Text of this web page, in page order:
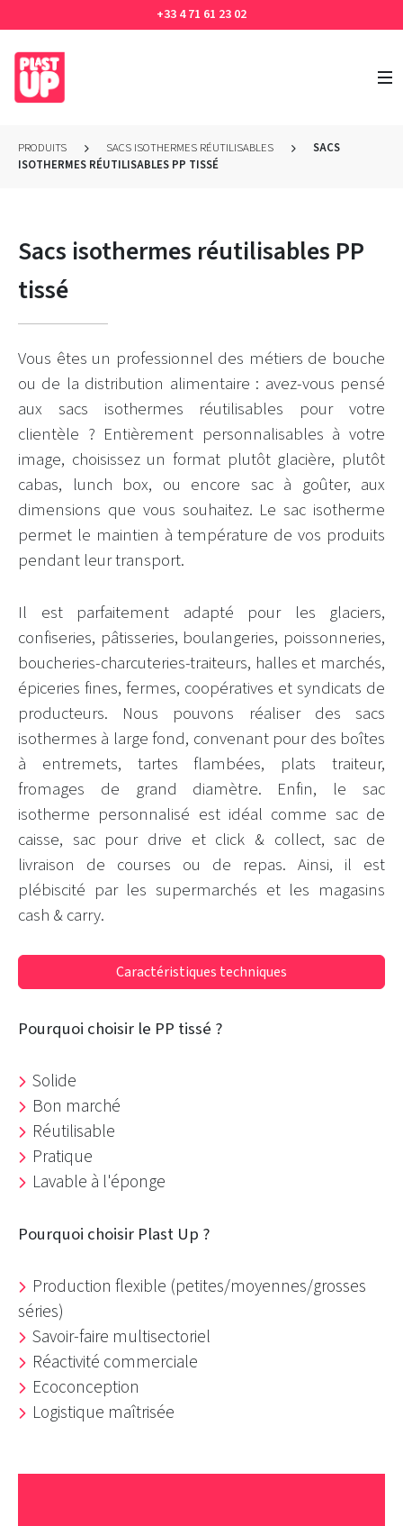
+33 4 71 61 23 02
PRODUITS SACS ISOTHERMES RÉUTILISABLES
SACS
ISOTHERMES RÉUTILISABLES PP TISSÉ
Sacs isothermes réutilisables PP
tissé
Vous êtes un professionnel des métiers de bouche
ou de la distribution alimentaire : avez-vous pensé
aux sacs isothermes réutilisables pour votre
clientèle ? Entièrement personnalisables à votre
image, choisissez un format plutôt glacière, plutôt
cabas, lunch box, ou encore sac à goûter, aux
dimensions que vous souhaitez. Le sac isotherme
permet le maintien à température de vos produits
pendant leur transport.
Il est parfaitement adapté pour les glaciers,
confiseries, pâtisseries, boulangeries, poissonneries,
boucheries-charcuteries-traiteurs, halles et marchés,
épiceries fines, fermes, coopératives et syndicats de
producteurs. Nous pouvons réaliser des sacs
isothermes à large fond, convenant pour des boîtes
à entremets, tartes flambées, plats traiteur,
fromages de grand diamètre. Enfin, le sac
isotherme personnalisé est idéal comme sac de
caisse, sac pour drive et click & collect, sac de
livraison de courses ou de repas. Ainsi, il est
plébiscité par les supermarchés et les magasins
cash & carry.
Caractéristiques techniques
Pourquoi choisir le PP tissé ?
Solide
Bon marché
Réutilisable
Pratique
Lavable à l'éponge
Pourquoi choisir Plast Up ?
Production flexible (petites/moyennes/grosses
séries)
Savoir-faire multisectoriel
Réactivité commerciale
Ecoconception
Logistique maîtrisée